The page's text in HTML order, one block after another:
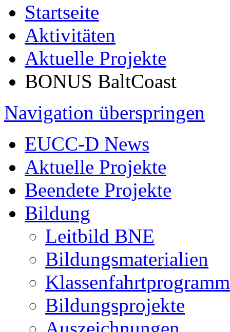
Startseite
Aktivitäten
Aktuelle Projekte
BONUS BaltCoast
Navigation überspringen
EUCC-D News
Aktuelle Projekte
Beendete Projekte
Bildung
Leitbild BNE
Bildungsmaterialien
Klassenfahrtprogramm
Bildungsprojekte